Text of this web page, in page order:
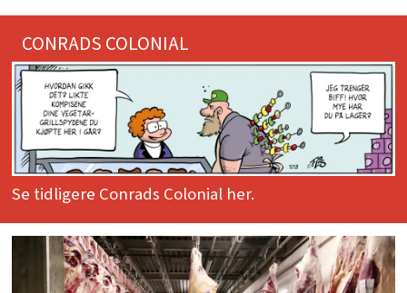
CONRADS COLONIAL
Se tidligere Conrads Colonial her.